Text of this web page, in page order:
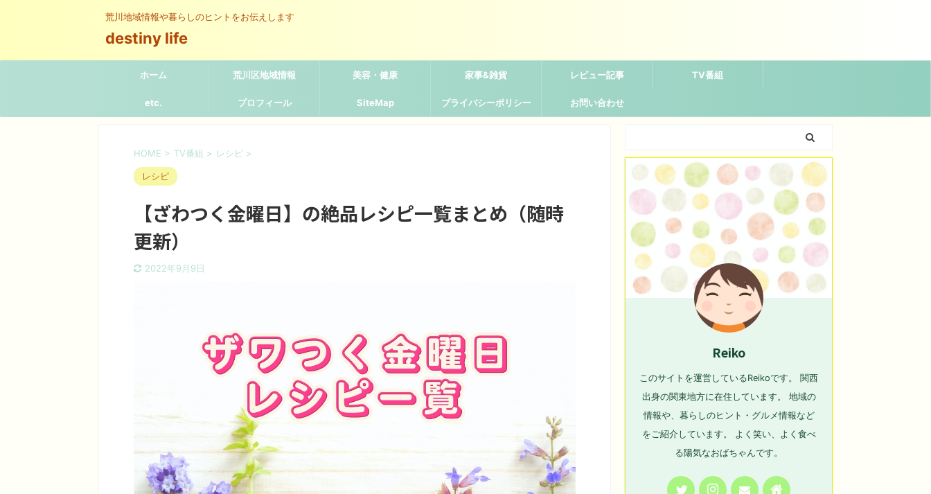
荒川地域情報や暮らしのヒントをお伝えします
destiny life
ホーム 荒川区地域情報 美容・健康 家事&雑貨 レビュー記事 TV番組
etc. プロフィール SiteMap プライバシーポリシー お問い合わせ
HOME > TV番組 > レシピ >
レシピ
【ざわつく金曜日】の絶品レシピ一覧まとめ（随時
更新）
2022年9月9日
Reiko
このサイトを運営しているReikoです。 関西
出身の関東地方に在住しています。 地域の
情報や、暮らしのヒント・グルメ情報など
をご紹介しています。 よく笑い、よく食べ
る陽気なおばちゃんです。